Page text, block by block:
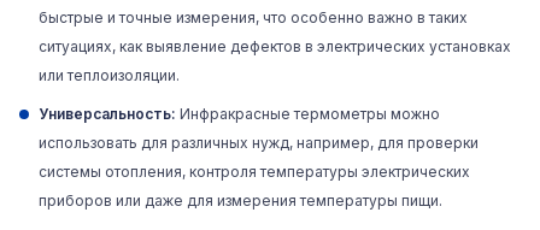
быстрые и точные измерения, что особенно важно в таких
ситуациях, как выявление дефектов в электрических установках
илитеплоизоляции.
Универсальность: Инфракрасные термометры можно
использовать для различных нужд, например, для проверки
системы отопления, контроля температуры электрических
приборов или даже для измерения температуры пищи.